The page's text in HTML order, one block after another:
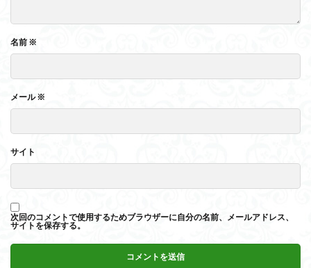
名前 ※
メール※
サイト
次回のコメントで使用するためブラウザーに自分の名前、メールアドレス、
サイトを保存する。